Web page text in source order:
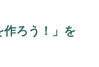
ろう！」を